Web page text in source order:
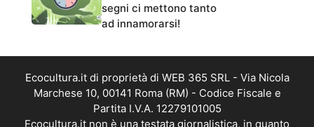
segni ci mettono tanto
ad innamorarsi!
Ecocultura.it di proprietà di WEB 365 SRL - Via Nicola
Marchese 10, 00141 Roma (RM) - Codice Fiscale e
Partita I.V.A. 12279101005
Ecocultura.it non è una testata giornalistica, in quanto